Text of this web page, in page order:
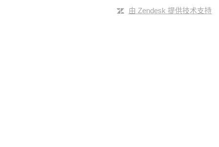
由 Zendesk 提供技术支持